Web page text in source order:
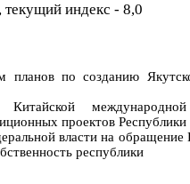
индекс - 8,0
по созданию
международной
проектов
власти на обращение
республики